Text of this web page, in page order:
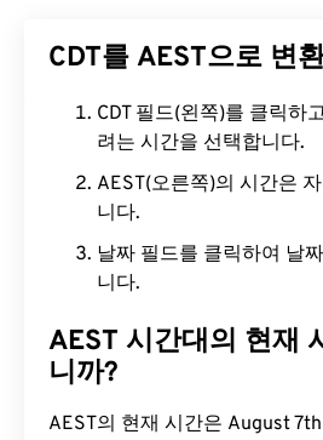
CDT를 AEST으로 변
CDT 필드(왼쪽)를 클릭하
려는 시간을 선택합니다.
AEST(오른쪽)의 시간은
니다.
날짜 필드를 클릭하여 날
니다.
AEST 시간대의 현재
니까?
AEST의 현재 시간은 August